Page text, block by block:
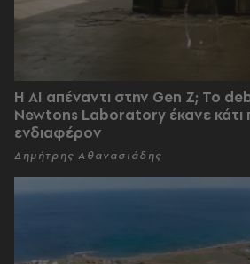
Η AI απέναντι στην Gen Z; Το
Newtons Laboratory έκανε κάτι
ενδιαφέρον
Δημήτρης Αθανασιάδης